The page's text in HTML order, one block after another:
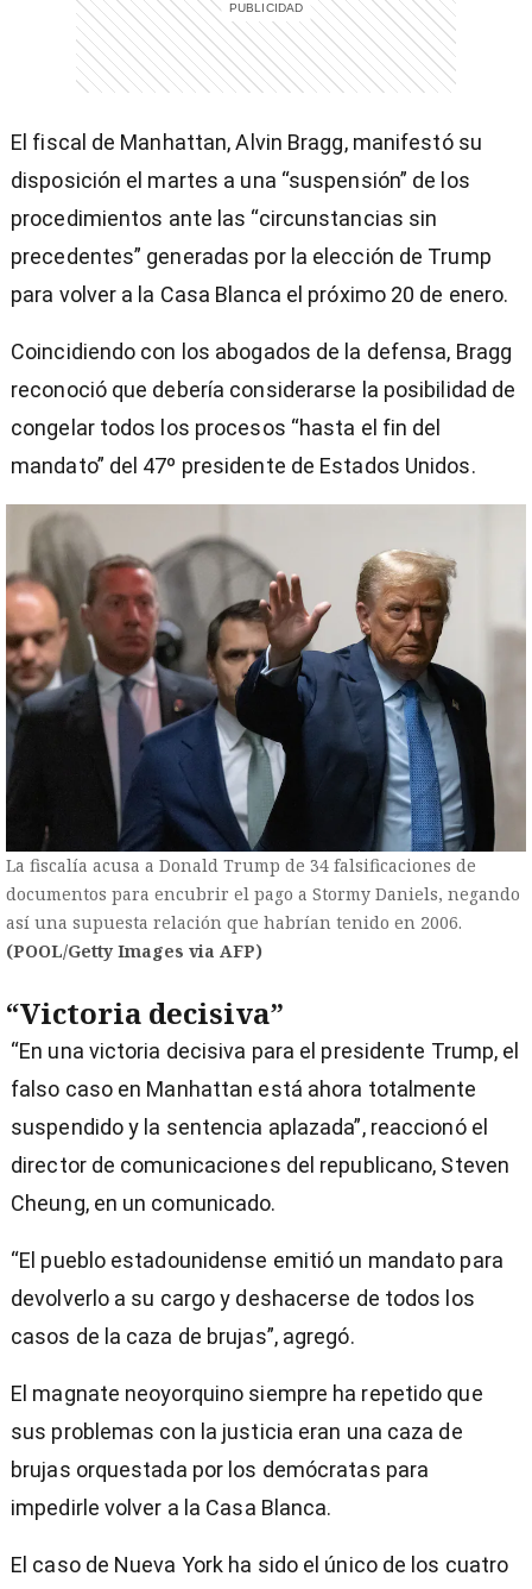
El fiscal de Manhattan, Alvin Bragg, manifestó su
disposición el martes a una “suspensión” de los
procedimientos ante las “circunstancias sin
precedentes” generadas por la elección de Trump
para volver a la Casa Blanca el próximo 20 de enero.
Coincidiendo con los abogados de la defensa, Bragg
reconoció que debería considerarse la posibilidad de
congelar todos los procesos “hasta el fin del
mandato” del 47º presidente de Estados Unidos.
La fiscalía acusa a Donald Trump de 34 falsificaciones de
documentos para encubrir el pago a Stormy Daniels, negando
así una supuesta relación que habrían tenido en 2006.
(POOL/Getty Images via AFP)
“Victoria decisiva”
“En una victoria decisiva para el presidente Trump, el
falso caso en Manhattan está ahora totalmente
suspendido y la sentencia aplazada”, reaccionó el
director de comunicaciones del republicano, Steven
Cheung, en un comunicado.
“El pueblo estadounidense emitió un mandato para
devolverlo a su cargo y deshacerse de todos los
casos de la caza de brujas”, agregó.
El magnate neoyorquino siempre ha repetido que
sus problemas con la justicia eran una caza de
brujas orquestada por los demócratas para
impedirle volver a la Casa Blanca.
El caso de Nueva York ha sido el único de los cuatro